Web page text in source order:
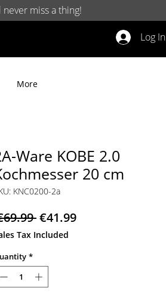
miss a thing!
Log In
More
Ware KOBE 2.0
20 cm
KNC0200-2a
Regular
Price
€41.99Sale
Tax Included
*